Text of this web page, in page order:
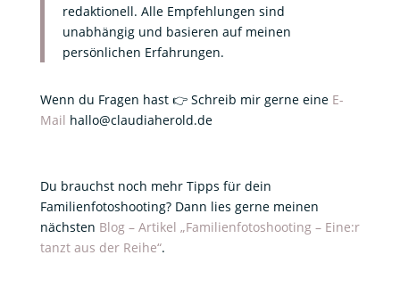
redaktionell. Alle Empfehlungen sind
unabhängig und basieren auf meinen
persönlichen Erfahrungen.
Wenn du Fragen hast 👉 Schreib mir gerne eine E-
Mail hallo@claudiaherold.de
Du brauchst noch mehr Tipps für dein
Familienfotoshooting? Dann lies gerne meinen
nächsten Blog – Artikel „Familienfotoshooting – Eine:r
tanzt aus der Reihe“.